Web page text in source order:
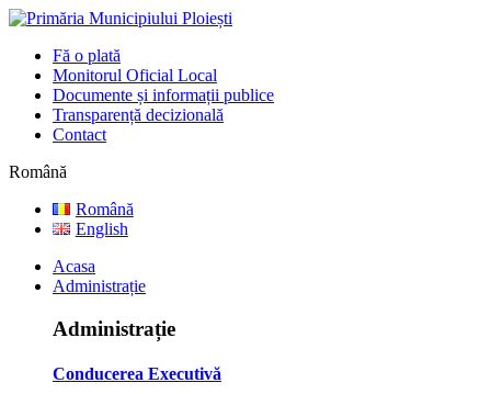
Fă o plată
Monitorul Oficial Local
Documente și informații publice
Transparență decizională
Contact
Română
Română
English
Acasa
Administrație
Administrație
Conducerea Executivă